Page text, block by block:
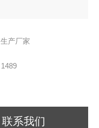
生产厂家
1489
联系我们